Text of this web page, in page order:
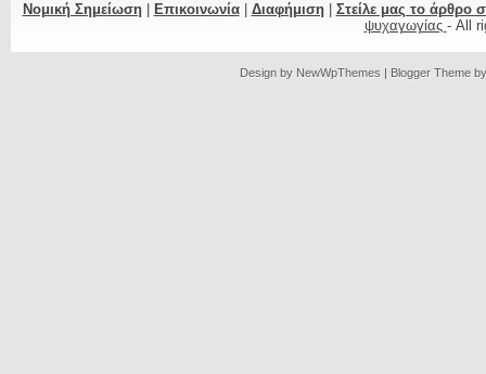
Νομική Σημείωση| Επικοινωνία| Διαφήμιση| Στείλε μας το άρθρο
ψυχαγωγίας - All
Design by NewWpThemes | Blogger Theme